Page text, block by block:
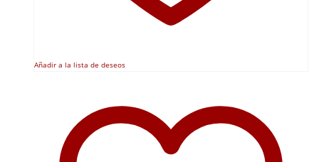
Añadir a la lista de deseos